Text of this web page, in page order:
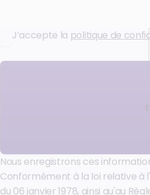
J’accepte la politique de
Nous enregistrons ces
Conformément à la loi relative à
du 06 janvier 1978, ainsi qu'au